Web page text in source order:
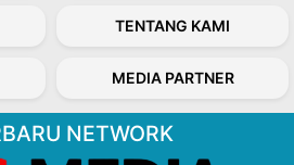
TENTANG KAMI
MEDIA PARTNER
NETWORK